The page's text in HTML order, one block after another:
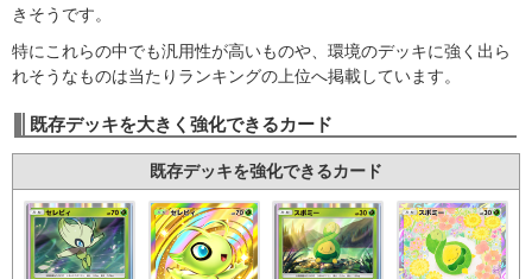
きそうです。
特にこれらの中でも汎用性が高いものや、環境のデッキに強く出ら
れそうなものは当たりランキングの上位へ掲載しています。
既存デッキを大きく強化できるカード
既存デッキを強化できるカード